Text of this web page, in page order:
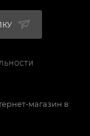
магазин в